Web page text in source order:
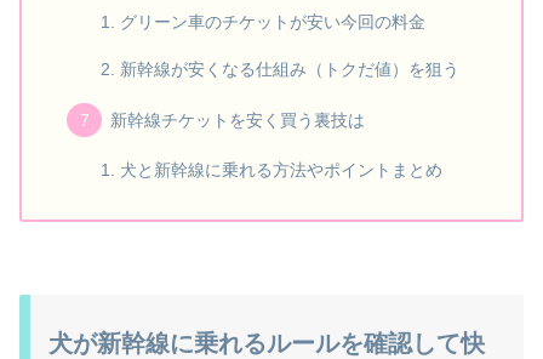
グリーン車のチケットが安い今回の料金
新幹線が安くなる仕組み（トクだ値）を狙う
新幹線チケットを安く買う裏技は
犬と新幹線に乗れる方法やポイントまとめ
犬が新幹線に乗れるルールを確認して快